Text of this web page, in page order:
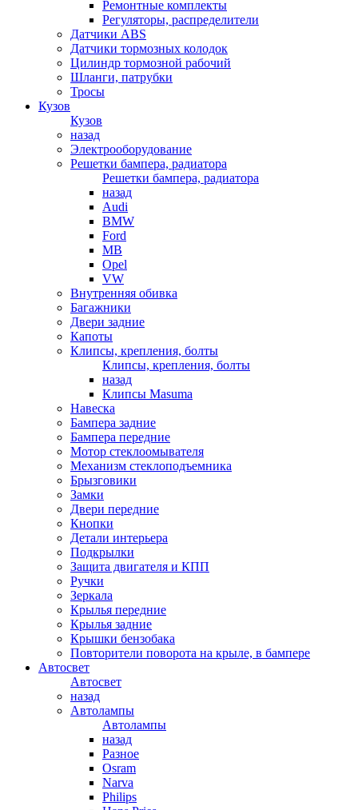
Ремонтные комплекты
Регуляторы, распределители
Датчики ABS
Датчики тормозных колодок
Цилиндр тормозной рабочий
Шланги, патрубки
Тросы
Кузов
Кузов
назад
Электрооборудование
Решетки бампера, радиатора
Решетки бампера, радиатора
назад
Audi
BMW
Ford
MB
Opel
VW
Внутренняя обивка
Багажники
Двери задние
Капоты
Клипсы, крепления, болты
Клипсы, крепления, болты
назад
Клипсы Masuma
Навеска
Бампера задние
Бампера передние
Мотор стеклоомывателя
Механизм стеклоподъемника
Брызговики
Замки
Двери передние
Кнопки
Детали интерьера
Подкрылки
Защита двигателя и КПП
Ручки
Зеркала
Крылья передние
Крылья задние
Крышки бензобака
Повторители поворота на крыле, в бампере
Автосвет
Автосвет
назад
Автолампы
Автолампы
назад
Разное
Osram
Narva
Philips